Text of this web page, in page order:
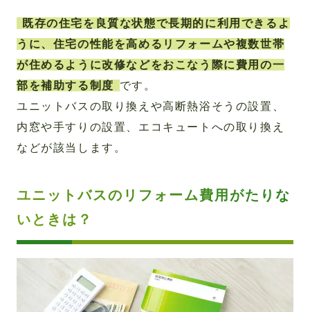
既存の住宅を良質な状態で長期的に利用できるよ
うに、住宅の性能を高めるリフォームや複数世帯
が住めるように改修などをおこなう際に費用の一
部を補助する制度
です。
ユニットバスの取り換えや高断熱浴そうの設置、
内窓や手すりの設置、エコキュートへの取り換え
などが該当します。
ユニットバスのリフォーム費用がたりな
いときは？